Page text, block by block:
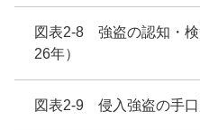
図表2-8 強盗の認知・検
26年）
図表2-9 侵入強盗の手口